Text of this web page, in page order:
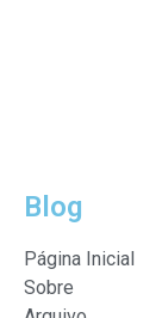
Blog
Página Inicial
Sobre